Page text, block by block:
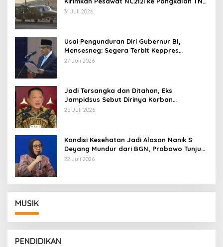
AU
31 Juli 2026
Usai Pengunduran Diri Gubernur BI,
Mensesneg: Segera Terbit Keppres
Pemberhentian dengan Hormat
27 Juli 2026
Jadi Tersangka dan Ditahan, Eks
Jampidsus Sebut Dirinya Korban
Kriminalisasi
25 Juli 2026
Kondisi Kesehatan Jadi Alasan Nanik S
Deyang Mundur dari BGN, Prabowo Tunjuk
Wamentan Sudaryono
22 Juli 2026
MUSIK
PENDIDIKAN